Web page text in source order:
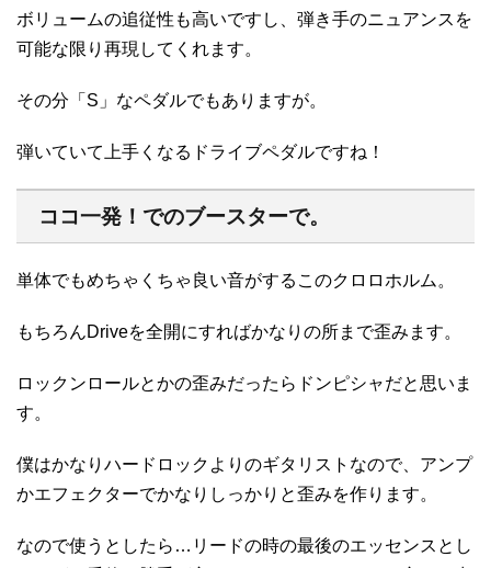
ボリュームの追従性も高いですし、弾き手のニュアンスを
可能な限り再現してくれます。
その分「S」なペダルでもありますが。
弾いていて上手くなるドライブペダルですね！
ココ一発！でのブースターで。
単体でもめちゃくちゃ良い音がするこのクロロホルム。
もちろんDriveを全開にすればかなりの所まで歪みます。
ロックンロールとかの歪みだったらドンピシャだと思いま
す。
僕はかなりハードロックよりのギタリストなので、アンプ
かエフェクターでかなりしっかりと歪みを作ります。
なので使うとしたら…リードの時の最後のエッセンスとし